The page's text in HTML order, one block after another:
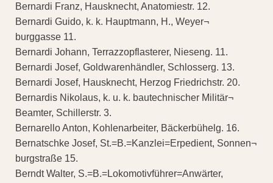
Bernardi Franz, Hausknecht, Anatomiestr. 12.
Bernardi Guido, k. k. Hauptmann, H., Weyer¬
burggasse 11.
Bernardi Johann, Terrazzopflasterer, Nieseng. 11.
Bernardi Josef, Goldwarenhändler, Schlosserg. 13.
Bernardi Josef, Hausknecht, Herzog Friedrichstr. 20.
Bernardis Nikolaus, k. u. k. bautechnischer Militär¬
Beamter, Schillerstr. 3.
Bernarello Anton, Kohlenarbeiter, Bäckerbühelg. 16.
Bernatschke Josef, St.=B.=Kanzlei=Erpedient, Sonnen¬
burgstraße 15.
Berndt Walter, S.=B.=Lokomotivführer=Anwärter,